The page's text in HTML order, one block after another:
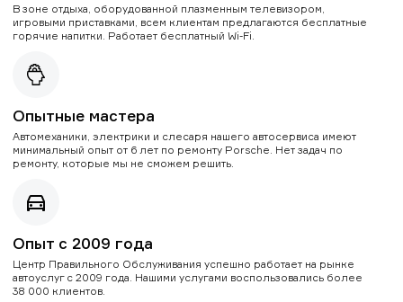
В зоне отдыха, оборудованной плазменным телевизором,
игровыми приставками, всем клиентам предлагаются бесплатные
горячие напитки. Работает бесплатный Wi-Fi.
Опытные мастера
Автомеханики, электрики и слесаря нашего автосервиса имеют
минимальный опыт от 6 лет по ремонту Porsche. Нет задач по
ремонту, которые мы не сможем решить.
Опыт с 2009 года
Центр Правильного Обслуживания успешно работает на рынке
автоуслуг с 2009 года. Нашими услугами воспользовались более
38 000 клиентов.